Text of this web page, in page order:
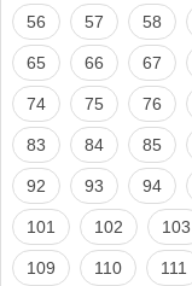
56 57 58
65 66 67
74 75 76
83 84 85
92 93 94
101 102 103
109 110 111